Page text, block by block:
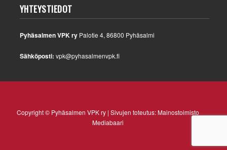
YHTEYSTIEDOT
Pyhäsalmen VPK ry Palotie 4, 86800 Pyhäsalmi
Sähköposti: vpk@pyhasalmenvpk.fi
Copyright © Pyhäsalmen VPK ry | Sivujen toteutus:Mainostoimisto
Mediabaari